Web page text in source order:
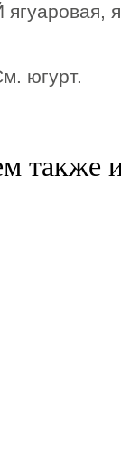
югурт.
также